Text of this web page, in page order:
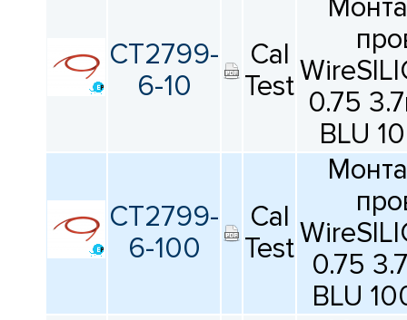
CT2799-
6-10
Cal
Test 0.75
BLU
CT2799-
6-100
Cal
Test 0.75
BLU